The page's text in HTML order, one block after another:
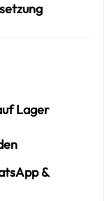
Lager
&